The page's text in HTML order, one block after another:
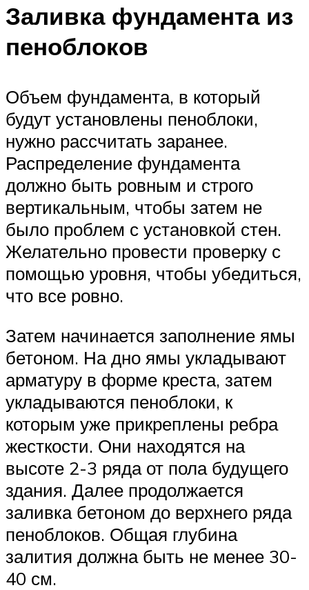
Заливка фундамента из
пеноблоков
Объем фундамента, в который
будут установлены пеноблоки,
нужно рассчитать заранее.
Распределение фундамента
должно быть ровным и строго
вертикальным, чтобы затем не
было проблем с установкой стен.
Желательно провести проверку с
помощью уровня, чтобы убедиться,
что все ровно.
Затем начинается заполнение ямы
бетоном. На дно ямы укладывают
арматуру в форме креста, затем
укладываются пеноблоки, к
которым уже прикреплены ребра
жесткости. Они находятся на
высоте 2-3 ряда от пола будущего
здания. Далее продолжается
заливка бетоном до верхнего ряда
пеноблоков. Общая глубина
залития должна быть не менее 30-
40 см.